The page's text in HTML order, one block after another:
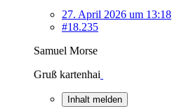
27. April 2026 um 13:18
#18.235
Samuel Morse
Gruß kartenhai
Inhalt melden